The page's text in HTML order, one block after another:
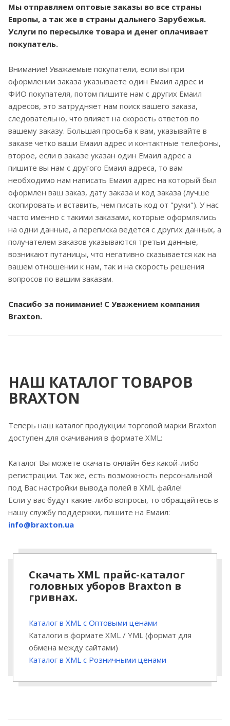
Мы отправляем оптовые заказы во все страны
Европы, а так же в страны дальнего Зарубежья.
Услуги по пересылке товара и денег оплачивает
покупатель.
Внимание! Уважаемые покупатели, если вы при
оформлении заказа указываете один Емаил адрес и
ФИО покупателя, потом пишите нам с других Емаил
адресов, это затрудняет нам поиск вашего заказа,
следовательно, что влияет на скорость ответов по
вашему заказу. Большая просьба к вам, указывайте в
заказе четко ваши Емаил адрес и контактные телефоны,
второе, если в заказе указан один Емаил адрес а
пишите вы нам с другого Емаил адреса, то вам
необходимо нам написать Емаил адрес на который был
оформлен ваш заказ, дату заказа и код заказа (лучше
скопировать и вставить, чем писать код от "руки"). У нас
часто именно с такими заказами, которые оформлялись
на одни данные, а переписка ведется с других данных, а
получателем заказов указываются третьи данные,
возникают путаницы, что негативно сказывается как на
вашем отношении к нам, так и на скорость решения
вопросов по вашим заказам.
Спасибо за понимание! С Уважением компания
Braxton.
НАШ КАТАЛОГ ТОВАРОВ
BRAXTON
Теперь наш каталог продукции торговой марки Braxton
доступен для скачивания в формате XML:
Каталог Вы можете скачать онлайн без какой-либо
регистрации. Так же, есть возможность персональной
под Вас настройки вывода полей в XML файле!
Если у вас будут какие-либо вопросы, то обращайтесь в
нашу службу поддержки, пишите на Емаил:
info@braxton.ua
Скачать XML прайс-каталог
головных уборов Braxton в
гривнах.
Каталог в XML с Оптовыми ценами
Каталоги в формате XML / YML (формат для
обмена между сайтами)
Каталог в XML с Розничными ценами